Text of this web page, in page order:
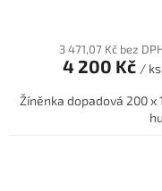
3 471,07 Kč bez
4 200 Kč / ks
Žíněnka dopadová 200 x